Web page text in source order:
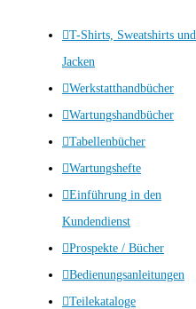
T-Shirts, Sweatshirts und
Jacken
Werkstatthandbücher
Wartungshandbücher
Tabellenbücher
Wartungshefte
Einführung in den
Kundendienst
Prospekte / Bücher
Bedienungsanleitungen
Teilekataloge